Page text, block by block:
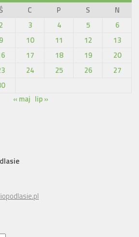
C P S
N
2 3 4 5
6
9 10 11 12
13
17 18 19
20
24 25 26
27
« maj lip »